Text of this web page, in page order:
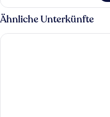
Ähnliche Unterkünfte
Hotel Silken Ciudad Gijon